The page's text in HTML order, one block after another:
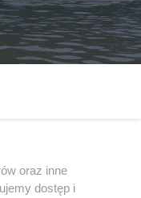
oraz inne
dostęp i